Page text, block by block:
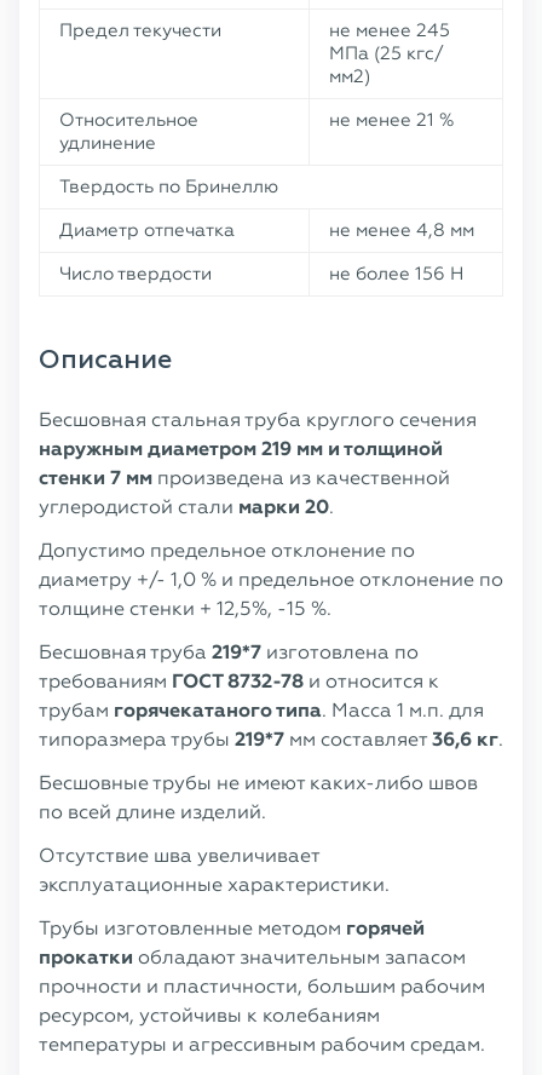
Предел текучести
не менее 245
МПа (25 кгс/
мм2)
Относительное
удлинение
не менее 21 %
Твердость по Бринеллю
Диаметр отпечатка
не менее 4,8 мм
Число твердости
не более 156 Н
Описание
Бесшовная стальная труба круглого сечения
наружным диаметром 219 мм и толщиной
стенки 7 мм произведена из качественной
углеродистой стали марки 20.
Допустимо предельное отклонение по
диаметру +/- 1,0 % и предельное отклонение по
толщине стенки + 12,5%, -15 %.
Бесшовная труба 219*7 изготовлена по
требованиям ГОСТ 8732-78 и относится к
трубам горячекатаного типа. Масса 1 м.п. для
типоразмера трубы 219*7 мм составляет36,6 кг.
Бесшовные трубы не имеют каких-либо швов
по всей длине изделий.
Отсутствие шва увеличивает
эксплуатационные характеристики.
Трубы изготовленные методом горячей
прокатки обладают значительным запасом
прочности и пластичности, большим рабочим
ресурсом, устойчивы к колебаниям
температуры и агрессивным рабочим средам.